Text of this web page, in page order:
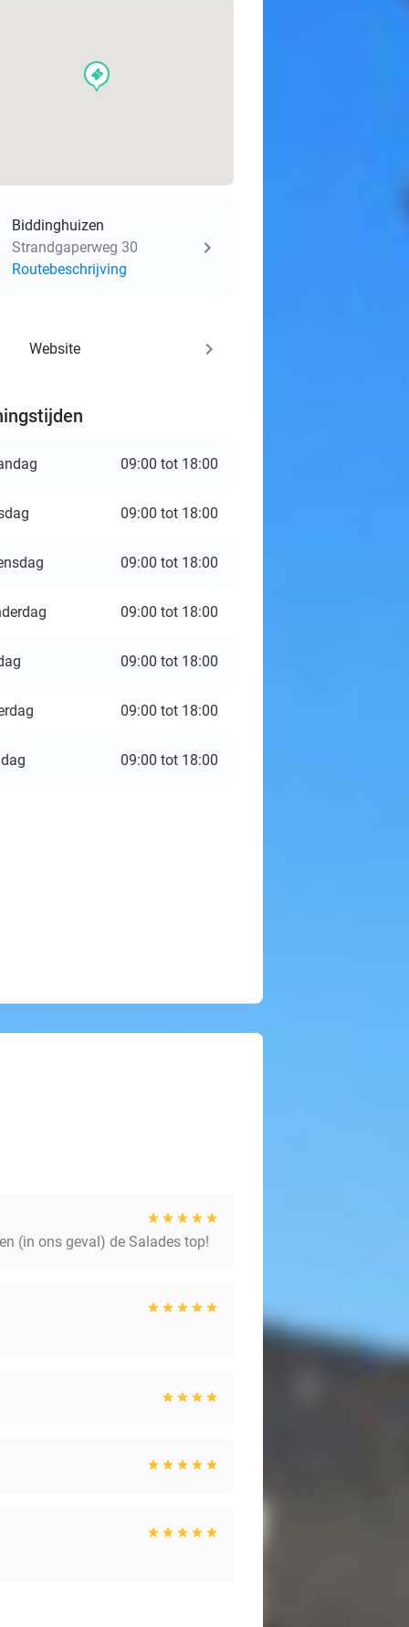
events
Biddinghuizen
Strandgaperweg 30
Routebeschrijving
Website keyboard_arrow_right
09:00 tot 18:00
09:00 tot 18:00
09:00 tot 18:00
09:00 tot 18:00
09:00 tot 18:00
09:00 tot 18:00
09:00 tot 18:00
(in ons geval) de Salades top!